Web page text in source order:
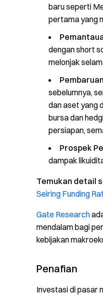
baru seperti
pertama yang
dengan short
melonjak
sebelumnya,
dan aset yang
bursa dan
persiapan,
Prospek
dampak
Temukan detail
Seiring Funding
Gate Research
mendalam bagi
kebijakan
Penafian
Investasi di pasar